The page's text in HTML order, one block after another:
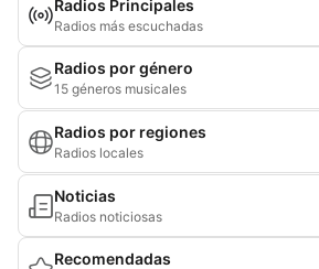
Radios Principales
Radios más escuchadas
Radios por género
15 géneros musicales
Radios por regiones
Radios locales
Noticias
Radios noticiosas
Recomendadas